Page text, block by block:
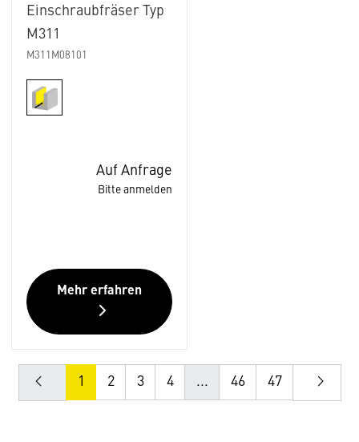
Einschraubfräser Typ
M311
M311M08101
Auf Anfrage
Bitte anmelden
Mehr erfahren
1 2 3 4 ... 46 47